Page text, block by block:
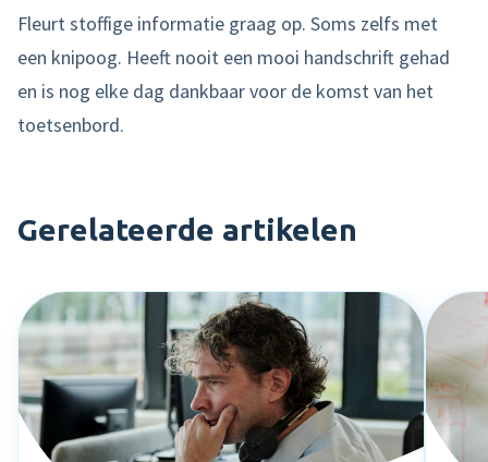
Fleurt stoffige informatie graag op. Soms zelfs met
een knipoog. Heeft nooit een mooi handschrift gehad
en is nog elke dag dankbaar voor de komst van het
toetsenbord.
Gerelateerde artikelen